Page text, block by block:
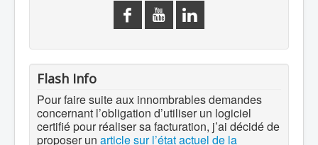
Flash Info
Pour faire suite aux innombrables demandes
concernant l’obligation d’utiliser un logiciel
certifié pour réaliser sa facturation, j’ai décidé de
proposer un article sur l’état actuel de la